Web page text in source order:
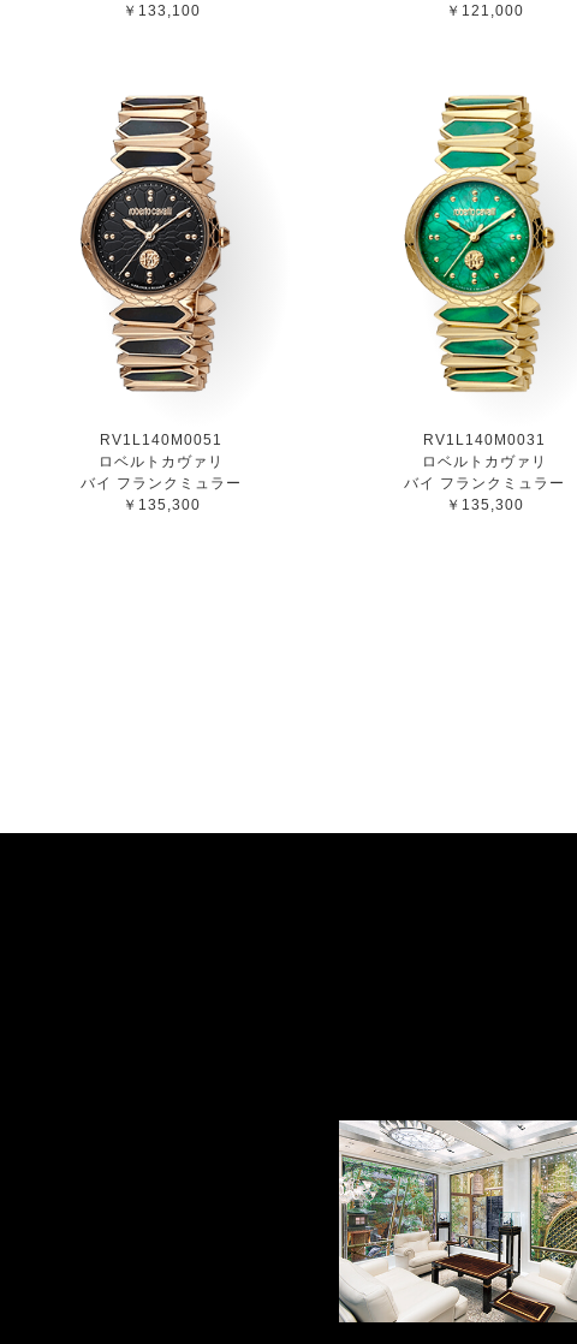
￥133,100
￥121,000
RV1L140M0051
ロベルトカヴァリ
バイ フランクミュラー
￥135,300
RV1L140M0031
ロベルトカヴァリ
バイ フランクミュラー
￥135,300